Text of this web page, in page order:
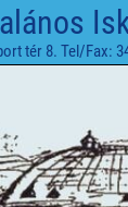
tér 8. Tel/Fax: